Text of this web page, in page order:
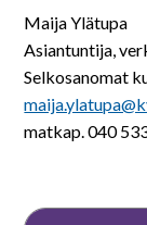
Maija Ylätupa
Asiantuntija,
Selkosanomat
matkap. 040